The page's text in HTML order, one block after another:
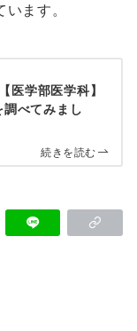
ます。
医学部医学科】
べてみまし
続きを読む